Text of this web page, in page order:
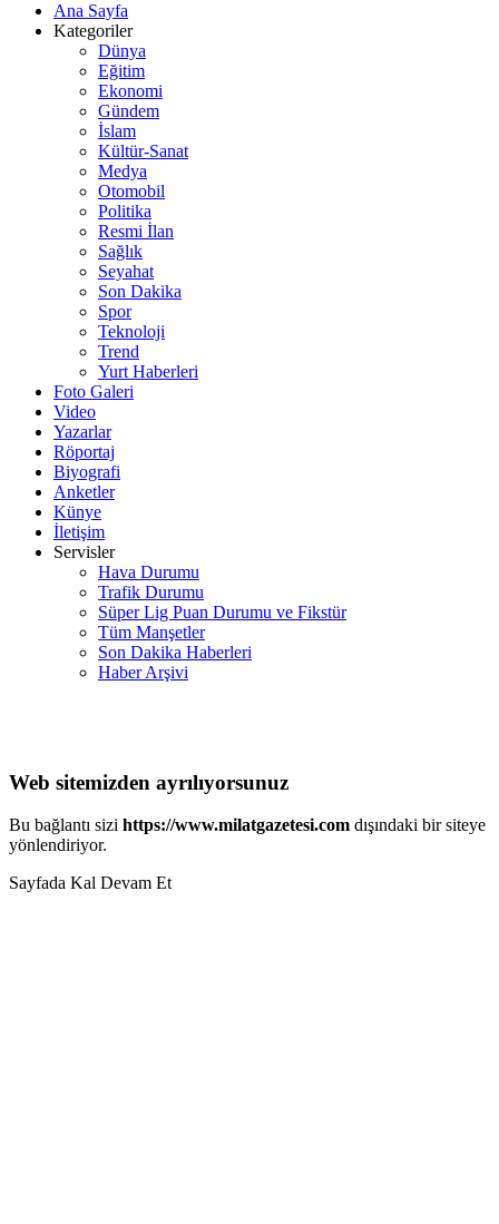
Ana Sayfa
Kategoriler
Dünya
Eğitim
Ekonomi
Gündem
İslam
Kültür-Sanat
Medya
Otomobil
Politika
Resmi İlan
Sağlık
Seyahat
Son Dakika
Spor
Teknoloji
Trend
Yurt Haberleri
Foto Galeri
Video
Yazarlar
Röportaj
Biyografi
Anketler
Künye
İletişim
Servisler
Hava Durumu
Trafik Durumu
Süper Lig Puan Durumu ve Fikstür
Tüm Manşetler
Son Dakika Haberleri
Haber Arşivi
Web sitemizden ayrılıyorsunuz
Bu bağlantı sizi https://www.milatgazetesi.com dışındaki bir siteye
yönlendiriyor.
Sayfada Kal Devam Et